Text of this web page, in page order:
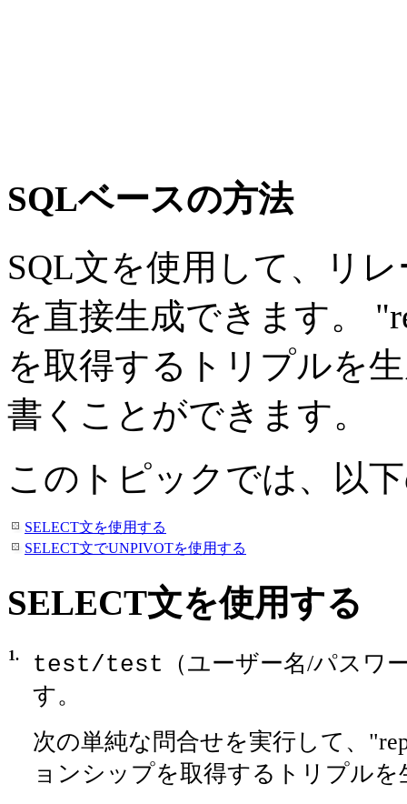
SQLベースの方法
SQL文を使用して、リ
を直接生成できます。
を取得するトリプルを
書くことができます。
このトピックでは、以
SELECT文を使用する
SELECT文でUNPIVOTを使用する
SELECT文を使用する
1. test/test
（ユーザー名/パスワ
す。
次の単純な問合せを実行して、
ョンシップを取得するトリプルを